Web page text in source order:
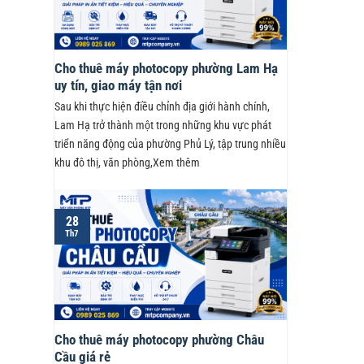
Cho thuê máy photocopy phường Lam Hạ
uy tín, giao máy tận nơi
Sau khi thực hiện điều chỉnh địa giới hành chính,
Lam Hạ trở thành một trong những khu vực phát
triển năng động của phường Phủ Lý, tập trung nhiều
khu đô thị, văn phòng,Xem thêm
Cho thuê máy photocopy phường Châu
Cầu giá rẻ
28
Th7